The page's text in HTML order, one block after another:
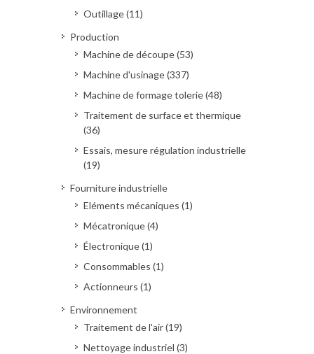
Outillage (11)
Production
Machine de découpe (53)
Machine d'usinage (337)
Machine de formage tolerie (48)
Traitement de surface et thermique
(36)
Essais, mesure régulation industrielle
(19)
Fourniture industrielle
Eléments mécaniques (1)
Mécatronique (4)
Électronique (1)
Consommables (1)
Actionneurs (1)
Environnement
Traitement de l'air (19)
Nettoyage industriel (3)